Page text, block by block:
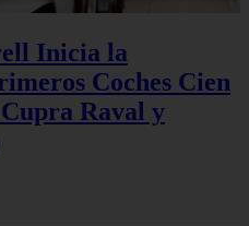
Inicia la
Coches Cien
Raval y